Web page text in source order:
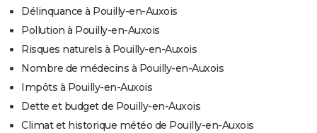
Délinquance à Pouilly-en-Auxois
Pollution à Pouilly-en-Auxois
Risques naturels à Pouilly-en-Auxois
Nombre de médecins à Pouilly-en-Auxois
Impôts à Pouilly-en-Auxois
Dette et budget de Pouilly-en-Auxois
Climat et historique météo de Pouilly-en-Auxois